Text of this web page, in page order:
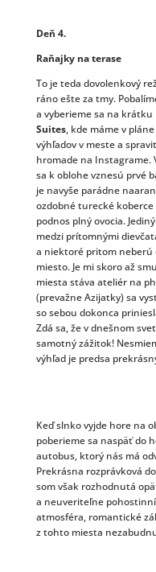
Deň 4.
Raňajky na terase
To je teda dovolenkový
ráno ešte za tmy.
a vyberieme sa na
Suites, kde máme v
výhľadov v meste a
hromade na Instagrame.
sa k oblohe vznesú prvé
je navyše parádne
ozdobné turecké
podnos plný ovocia.
medzi prítomnými
a niektoré pritom neberú
miesto. Je mi skoro až
miesta stáva ateliér na
(prevažne Azijatky) sa
so sebou dokonca
Zdá sa, že v dnešnom
samotný zážitok!
výhľad je predsa
Keď slnko vyjde hore na
poberieme sa naspäť do
autobus, ktorý nás má
Prekrásna rozprávková
som však rozhodnutá
a neuveriteľne
atmosféra, romantické
z tohto miesta